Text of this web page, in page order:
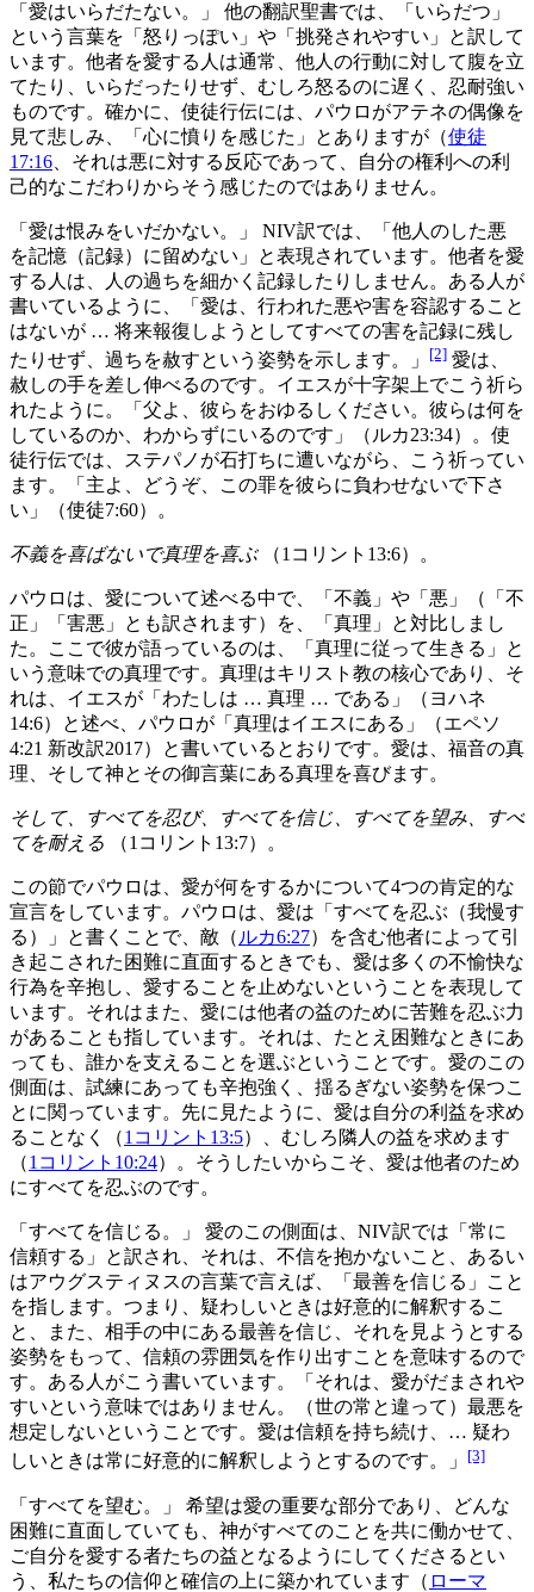
「愛はいらだたない。」 他の翻訳聖書では、「いらだつ」
という言葉を「怒りっぽい」や「挑発されやすい」と訳して
います。他者を愛する人は通常、他人の行動に対して腹を立
てたり、いらだったりせず、むしろ怒るのに遅く、忍耐強い
ものです。確かに、使徒行伝には、パウロがアテネの偶像を
見て悲しみ、「心に憤りを感じた」とありますが（使徒
17:16 、それは悪に対する反応であって、自分の権利への利
己的なこだわりからそう感じたのではありません。
「愛は恨みをいだかない。」 NIV訳では、「他人のした悪
を記憶（記録）に留めない」と表現されています。他者を愛
する人は、人の過ちを細かく記録したりしません。ある人が
書いているように、「愛は、行われた悪や害を容認すること
はないが … 将来報復しようとしてすべての害を記録に残し
たりせず、過ちを赦すという姿勢を示します。」
[2] 愛は、
赦しの手を差し伸べるのです。イエスが十字架上でこう祈ら
れたように。「父よ、彼らをおゆるしください。彼らは何を
しているのか、わからずにいるのです」（ルカ23:34）。使
徒行伝では、ステパノが石打ちに遭いながら、こう祈ってい
ます。「主よ、どうぞ、この罪を彼らに負わせないで下さ
い」（使徒7:60）。
不義を喜ばないで真理を喜ぶ（1コリント13:6）。
パウロは、愛について述べる中で、「不義」や「悪」（「不
正」「害悪」とも訳されます）を、「真理」と対比しまし
た。ここで彼が語っているのは、「真理に従って生きる」と
いう意味での真理です。真理はキリスト教の核心であり、そ
れは、イエスが「わたしは … 真理 … である」（ヨハネ
14:6）と述べ、パウロが「真理はイエスにある」（エペソ
4:21 新改訳2017）と書いているとおりです。愛は、福音の真
理、そして神とその御言葉にある真理を喜びます。
そして、すべてを忍び、すべてを信じ、すべてを望み、すべ
てを耐える （1コリント13:7）。
この節でパウロは、愛が何をするかについて4つの肯定的な
宣言をしています。パウロは、愛は「すべてを忍ぶ（我慢す
る）」と書くことで、敵（ルカ6:27）を含む他者によって引
き起こされた困難に直面するときでも、愛は多くの不愉快な
行為を辛抱し、愛することを止めないということを表現して
います。それはまた、愛には他者の益のために苦難を忍ぶ力
があることも指しています。それは、たとえ困難なときにあ
っても、誰かを支えることを選ぶということです。愛のこの
側面は、試練にあっても辛抱強く、揺るぎない姿勢を保つこ
とに関っています。先に見たように、愛は自分の利益を求め
ることなく（1コリント13:5）、むしろ隣人の益を求めます
（1コリント10:24）。そうしたいからこそ、愛は他者のため
にすべてを忍ぶのです。
「すべてを信じる。」 愛のこの側面は、NIV訳では「常に
信頼する」と訳され、それは、不信を抱かないこと、あるい
はアウグスティヌスの言葉で言えば、「最善を信じる」こと
を指します。つまり、疑わしいときは好意的に解釈するこ
と、また、相手の中にある最善を信じ、それを見ようとする
姿勢をもって、信頼の雰囲気を作り出すことを意味するので
す。ある人がこう書いています。「それは、愛がだまされや
すいという意味ではありません。（世の常と違って）最悪を
想定しないということです。愛は信頼を持ち続け、… 疑わ
しいときは常に好意的に解釈しようとするのです。」
[3]
「すべてを望む。」 希望は愛の重要な部分であり、どんな
困難に直面していても、神がすべてのことを共に働かせて、
ご自分を愛する者たちの益となるようにしてくださるとい
う、私たちの信仰と確信の上に築かれています（ ローマ